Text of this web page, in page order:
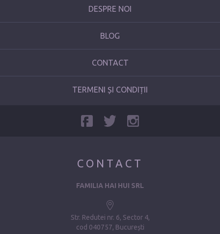
DESPRE NOI
BLOG
CONTACT
TERMENI ȘI CONDIȚII
CONTACT
FAMILIA HAI HUI SRL
Str. Redutei nr. 6, Sector 4
cod 040757, București